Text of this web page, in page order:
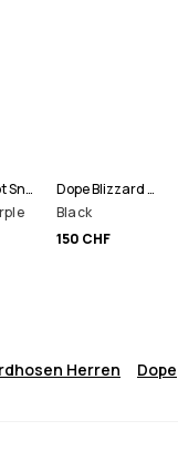
Dope Adept Snowboardjacke Herren
Dope Blizzard Snowboardhose Herren
Black
150 CHF
Herren Dope